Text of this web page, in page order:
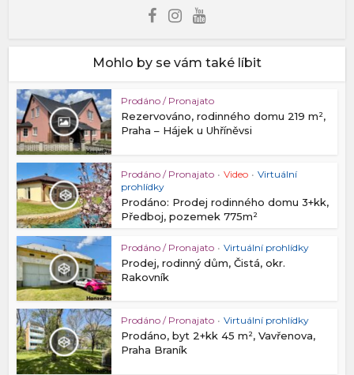
Mohlo by se vám také líbit
Prodáno / Pronajato
Rezervováno, rodinného domu 219 m²,
Praha – Hájek u Uhříněvsi
Prodáno / Pronajato • Video • Virtuální
prohlídky
Prodáno: Prodej rodinného domu 3+kk,
Předboj, pozemek 775m²
Prodáno / Pronajato • Virtuální prohlídky
Prodej, rodinný dům, Čistá, okr.
Rakovník
Prodáno / Pronajato • Virtuální prohlídky
Prodáno, byt 2+kk 45 m², Vavřenova,
Praha Braník